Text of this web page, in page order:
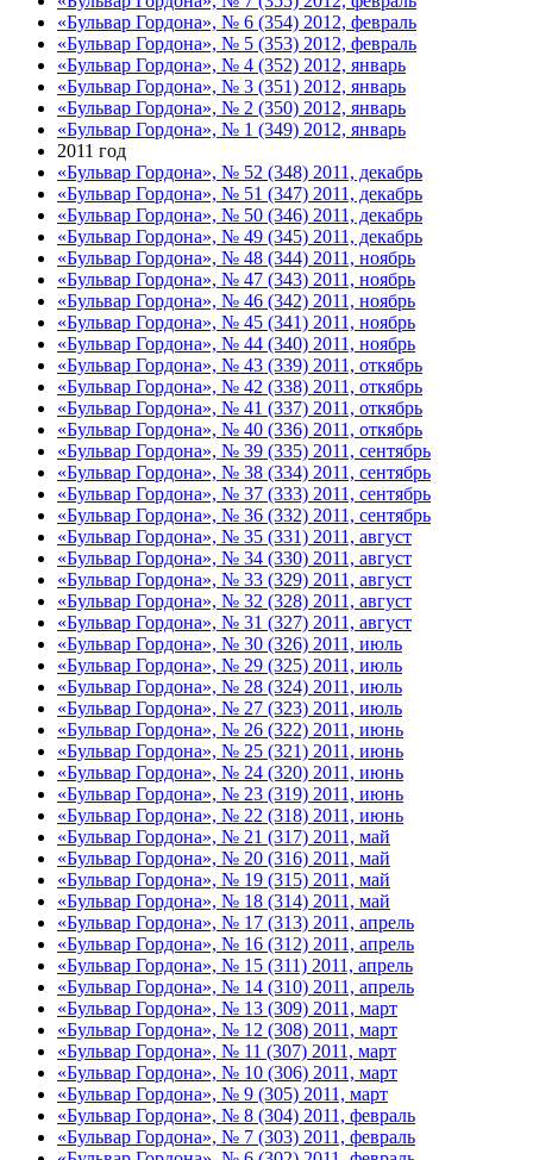
«Бульвар Гордона», № 6 (354) 2012, февраль
«Бульвар Гордона», № 5 (353) 2012, февраль
«Бульвар Гордона», № 4 (352) 2012, январь
«Бульвар Гордона», № 3 (351) 2012, январь
«Бульвар Гордона», № 2 (350) 2012, январь
«Бульвар Гордона», № 1 (349) 2012, январь
2011 год
«Бульвар Гордона», № 52 (348) 2011, декабрь
«Бульвар Гордона», № 51 (347) 2011, декабрь
«Бульвар Гордона», № 50 (346) 2011, декабрь
«Бульвар Гордона», № 49 (345) 2011, декабрь
«Бульвар Гордона», № 48 (344) 2011, ноябрь
«Бульвар Гордона», № 47 (343) 2011, ноябрь
«Бульвар Гордона», № 46 (342) 2011, ноябрь
«Бульвар Гордона», № 45 (341) 2011, ноябрь
«Бульвар Гордона», № 44 (340) 2011, ноябрь
«Бульвар Гордона», № 43 (339) 2011, откябрь
«Бульвар Гордона», № 42 (338) 2011, откябрь
«Бульвар Гордона», № 41 (337) 2011, откябрь
«Бульвар Гордона», № 40 (336) 2011, откябрь
«Бульвар Гордона», № 39 (335) 2011, сентябрь
«Бульвар Гордона», № 38 (334) 2011, сентябрь
«Бульвар Гордона», № 37 (333) 2011, сентябрь
«Бульвар Гордона», № 36 (332) 2011, сентябрь
«Бульвар Гордона», № 35 (331) 2011, август
«Бульвар Гордона», № 34 (330) 2011, август
«Бульвар Гордона», № 33 (329) 2011, август
«Бульвар Гордона», № 32 (328) 2011, август
«Бульвар Гордона», № 31 (327) 2011, август
«Бульвар Гордона», № 30 (326) 2011, июль
«Бульвар Гордона», № 29 (325) 2011, июль
«Бульвар Гордона», № 28 (324) 2011, июль
«Бульвар Гордона», № 27 (323) 2011, июль
«Бульвар Гордона», № 26 (322) 2011, июнь
«Бульвар Гордона», № 25 (321) 2011, июнь
«Бульвар Гордона», № 24 (320) 2011, июнь
«Бульвар Гордона», № 23 (319) 2011, июнь
«Бульвар Гордона», № 22 (318) 2011, июнь
«Бульвар Гордона», № 21 (317) 2011, май
«Бульвар Гордона», № 20 (316) 2011, май
«Бульвар Гордона», № 19 (315) 2011, май
«Бульвар Гордона», № 18 (314) 2011, май
«Бульвар Гордона», № 17 (313) 2011, апрель
«Бульвар Гордона», № 16 (312) 2011, апрель
«Бульвар Гордона», № 15 (311) 2011, апрель
«Бульвар Гордона», № 14 (310) 2011, апрель
«Бульвар Гордона», № 13 (309) 2011, март
«Бульвар Гордона», № 12 (308) 2011, март
«Бульвар Гордона», № 11 (307) 2011, март
«Бульвар Гордона», № 10 (306) 2011, март
«Бульвар Гордона», № 9 (305) 2011, март
«Бульвар Гордона», № 8 (304) 2011, февраль
«Бульвар Гордона», № 7 (303) 2011, февраль